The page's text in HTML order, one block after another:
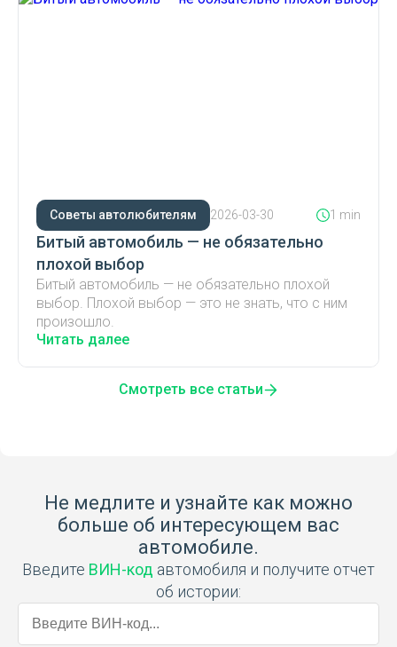
Советы автолюбителям 2026-03-30 1 min
Битый автомобиль — не обязательно
плохой выбор
Битый автомобиль — не обязательно плохой
выбор. Плохой выбор — это не знать, что с ним
произошло.
Читать далее
Смотреть все статьи
Не медлите и узнайте как можно
больше об интересующем вас
автомобиле.
Введите ВИН-код автомобиля и получите отчет
об истории: